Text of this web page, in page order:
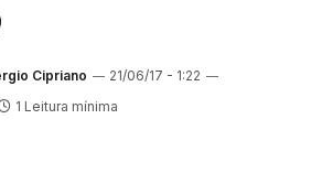
Cipriano
21/06/17 - 1:22
1 Leitura mínima